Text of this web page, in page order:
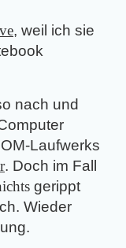
, weil ich sie
nach und
Laufwerks
. Doch im Fall
gerippt
Wieder